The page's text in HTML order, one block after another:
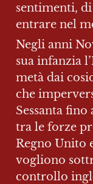
sentimenti,
entrare nel
Negli anni
sua infanzia
metà dai
che
Sessanta
tra le forze
Regno Unito
vogliono
controllo